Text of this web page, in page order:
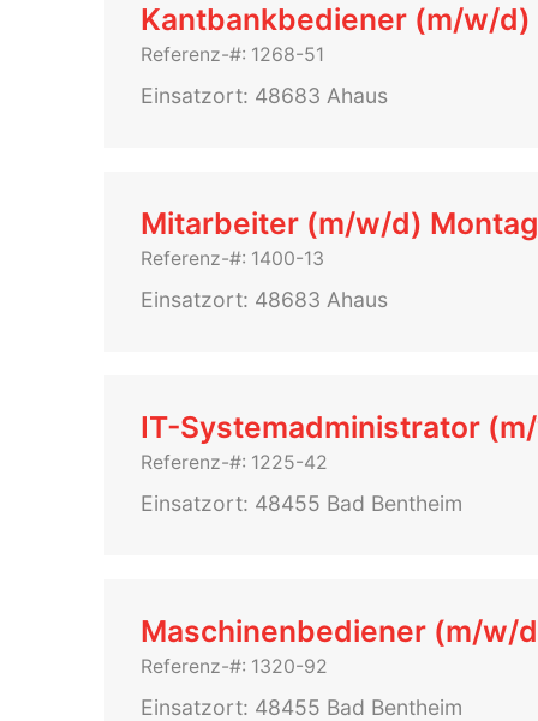
Kantbankbediener (m/w/d)
Referenz-#: 1268-51
Einsatzort: 48683 Ahaus
Mitarbeiter (m/w/d)
Referenz-#: 1400-13
Einsatzort: 48683 Ahaus
IT-Systemadministrator
Referenz-#: 1225-42
Einsatzort: 48455 Bad Bentheim
Maschinenbediener (m/w/
Referenz-#: 1320-92
Einsatzort: 48455 Bad Bentheim